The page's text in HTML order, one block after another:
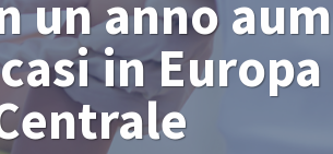
un anno
in Europa